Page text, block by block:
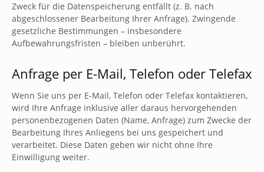
Zweck für die Datenspeicherung entfällt (z. B. nach
abgeschlossener Bearbeitung Ihrer Anfrage). Zwingende
gesetzliche Bestimmungen – insbesondere
Aufbewahrungsfristen – bleiben unberührt.
Anfrage per E-Mail, Telefon oder Telefax
Wenn Sie uns per E-Mail, Telefon oder Telefax kontaktieren,
wird Ihre Anfrage inklusive aller daraus hervorgehenden
personenbezogenen Daten (Name, Anfrage) zum Zwecke der
Bearbeitung Ihres Anliegens bei uns gespeichert und
verarbeitet. Diese Daten geben wir nicht ohne Ihre
Einwilligung weiter.